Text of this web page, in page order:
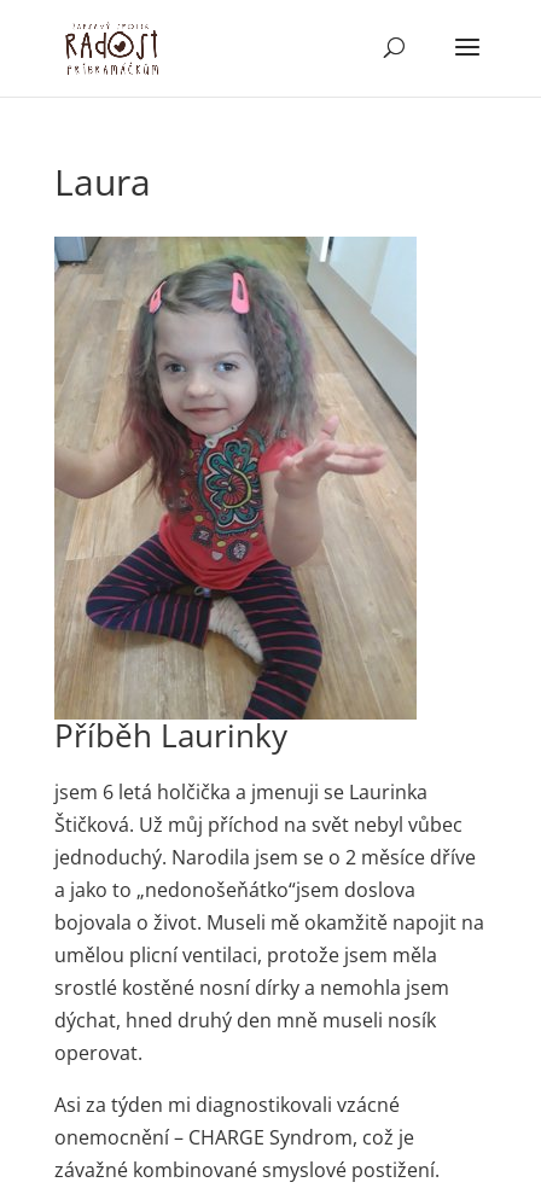
Laura
Příběh Laurinky
jsem 6 letá holčička a jmenuji se Laurinka
Štičková. Už můj příchod na svět nebyl vůbec
jednoduchý. Narodila jsem se o 2 měsíce dříve
a jako to „nedonošeňátko“jsem doslova
bojovala o život. Museli mě okamžitě napojit na
umělou plicní ventilaci, protože jsem měla
srostlé kostěné nosní dírky a nemohla jsem
dýchat, hned druhý den mně museli nosík
operovat.
Asi za týden mi diagnostikovali vzácné
onemocnění – CHARGE Syndrom, což je
závažné kombinované smyslové postižení.